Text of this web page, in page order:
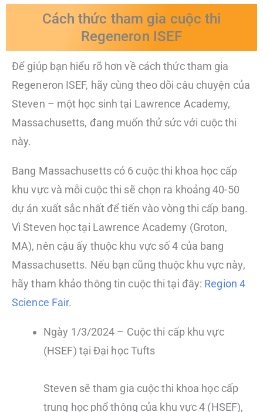
Cách thức tham gia cuộc thi
Regeneron ISEF
Để giúp bạn hiểu rõ hơn về cách thức tham gia
Regeneron ISEF, hãy cùng theo dõi câu chuyện của
Steven – một học sinh tại Lawrence Academy,
Massachusetts, đang muốn thử sức với cuộc thi
này.
Bang Massachusetts có 6 cuộc thi khoa học cấp
khu vực và mỗi cuộc thi sẽ chọn ra khoảng 40-50
dự án xuất sắc nhất để tiến vào vòng thi cấp bang.
Vì Steven học tại Lawrence Academy (Groton,
MA), nên cậu ấy thuộc khu vực số 4 của bang
Massachusetts. Nếu bạn cũng thuộc khu vực này,
hãy tham khảo thông tin cuộc thi tại đây: Region 4
Science Fair.
Ngày 1/3/2024 – Cuộc thi cấp khu vực
(HSEF) tại Đại học Tufts
Steven sẽ tham gia cuộc thi khoa học cấp
trung học phổ thông của khu vực 4 (HSEF),